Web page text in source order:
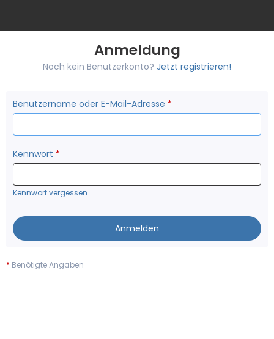
Anmeldung
Noch kein Benutzerkonto? Jetzt registrieren!
Benutzername oder E-Mail-Adresse *
Kennwort *
Kennwort vergessen
* Benötigte Angaben